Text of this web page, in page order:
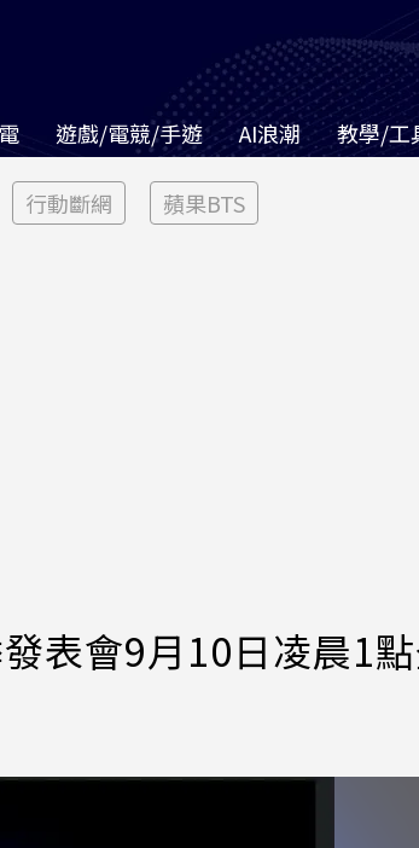
遊戲/電競/手遊 AI浪潮 教學/工
行動斷網 蘋果BTS
表會9月10日凌晨1